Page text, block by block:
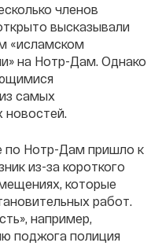
членов
высказывали
«исламском
на Нотр-Дам. Однако
самых
новостей.
по Нотр-Дам пришло к
из-за короткого
которые
работ.
например,
поджога полиция